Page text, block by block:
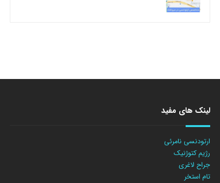
لینک های مفید
ارتودنسی نامرئی
رژیم کتوژنیک
جراح لاغری
تام استخر